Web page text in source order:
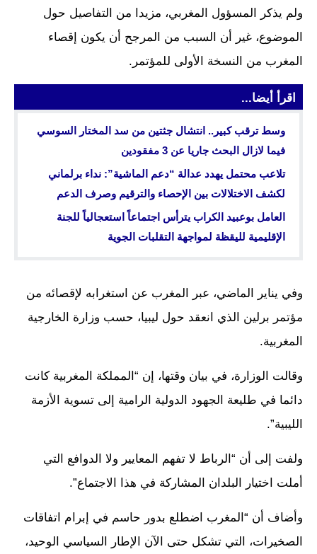
ولم يذكر المسؤول المغربي، مزيدا من التفاصيل حول
الموضوع، غير أن السبب من المرجح أن يكون إقصاء
المغرب من النسخة الأولى للمؤتمر.
اقرأ أيضا...
وسط ترقب كبير.. انتشال جثتين من سد المختار السوسي
فيما لازال البحث جاريا عن 3 مفقودين
تلاعب محتمل يهدد عدالة “دعم الماشية”: نداء برلماني
لكشف الاختلالات بين الإحصاء والترقيم وصرف الدعم
العامل بوعبيد الكراب يترأس اجتماعاً استعجالياً للجنة
الإقليمية لليقظة لمواجهة التقلبات الجوية
وفي يناير الماضي، عبر المغرب عن استغرابه لإقصائه من
مؤتمر برلين الذي انعقد حول ليبيا، حسب وزارة الخارجية
المغربية.
وقالت الوزارة، في بيان وقتها، إن “المملكة المغربية كانت
دائما في طليعة الجهود الدولية الرامية إلى تسوية الأزمة
الليبية”.
ولفت إلى أن “الرباط لا تفهم المعايير ولا الدوافع التي
أملت اختيار البلدان المشاركة في هذا الاجتماع”.
وأضاف أن “المغرب اضطلع بدور حاسم في إبرام اتفاقات
الصخيرات، التي تشكل حتى الآن الإطار السياسي الوحيد،